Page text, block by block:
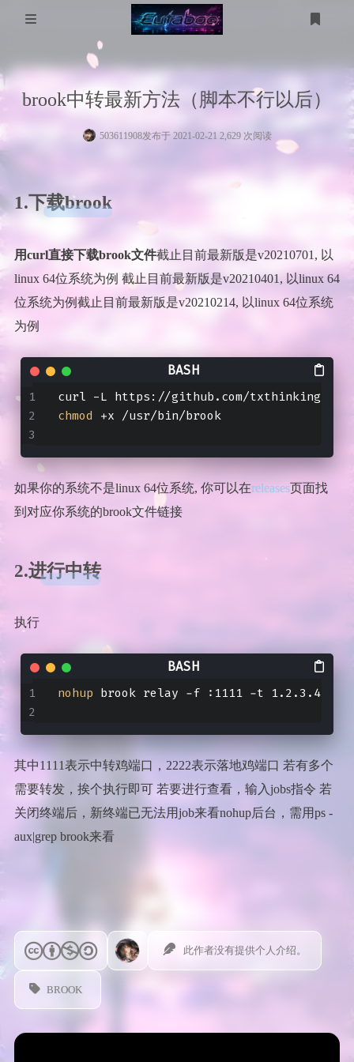
分 类
WP美化
电脑问题
技术
考研计算机
考研数学
工具箱
MikuTap
gpt-image
友链
注册
brook中转最新方法（脚本不行以后）
503611908发布于 2021-02-21 2,629 次阅读
1.下载brook
用curl直接下载brook文件截止目前最新版是v20210701, 以
linux 64位系统为例 截止目前最新版是v20210401, 以linux 64
位系统为例截止目前最新版是v20210214, 以linux 64位系统
为例
curl -L https://github.com/txthinking/
chmod +x /usr/bin/brook
如果你的系统不是linux 64位系统, 你可以在releases页面找
到对应你系统的brook文件链接
2.进行中转
执行
nohup brook relay -f :1111 -t
其中1111表示中转鸡端口，2222表示落地鸡端口 若有多个
需要转发，挨个执行即可 若要进行查看，输入jobs指令 若
关闭终端后，新终端已无法用job来看nohup后台，需用ps -
aux|grep brook来看
此作者没有提供个人介绍。
BROOK